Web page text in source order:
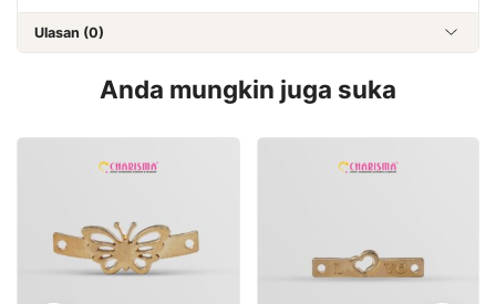
Ulasan (0)
Anda mungkin juga suka